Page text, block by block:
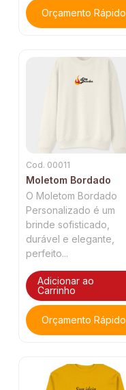
Orçamento Rápido
Cod. 00011
Moletom Bordado
O Moletom Bordado
Personalizado é um
brinde sofisticado,
durável e elegante,
perfeito...
Adicionar ao
Carrinho
Orçamento Rápido